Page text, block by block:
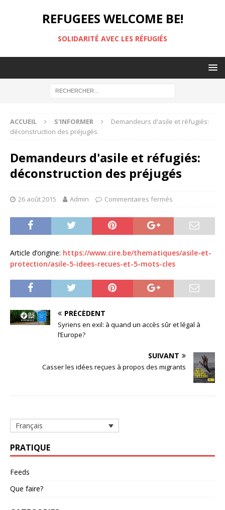
REFUGEES WELCOME BE!
SOLIDARITÉ AVEC LES RÉFUGIÉS
ACCUEIL S'INFORMER
Demandeurs d'asile et réfugiés:
déconstruction des préjugés
Demandeurs d'asile et réfugiés:
déconstruction des préjugés
26 août 2015 Admin Commentaires fermés
Article d’origine: https://www.cire.be/thematiques/asile-et-
protection/asile-5-idees-recues-et-5-mots-cles
PRÉCÉDENT
Syriens en exil: à quand un accès sûr et légal à
l’Europe?
SUIVANT
Casser les idées reçues à propos des migrants
Français
PRATIQUE
Feeds
Que faire?